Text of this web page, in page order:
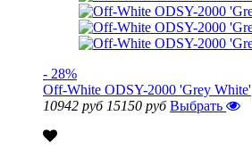
- 28%
Off-White ODSY-2000 'Grey White'
10942 руб 15150 руб Выбрать